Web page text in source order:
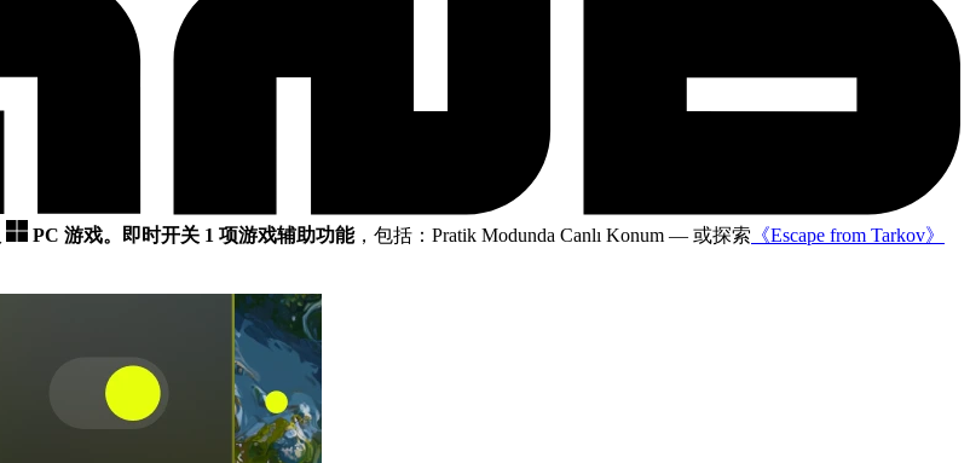
PC 游戏。 即时开关 1 项游戏辅助功能，包括：Pratik Modunda Canlı Konum — 或探索 《Escape from Tarkov》